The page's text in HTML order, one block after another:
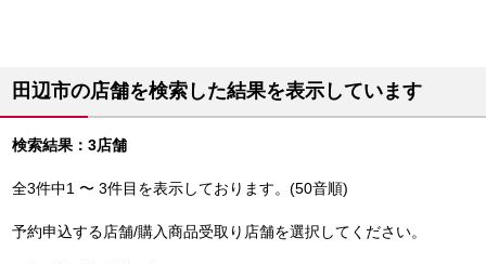
田辺市の店舗を検索した結果を表示しています
検索結果：3店舗
全3件中1 〜 3件目を表示しております。(50音順)
予約申込する店舗/購入商品受取り店舗を選択してください。